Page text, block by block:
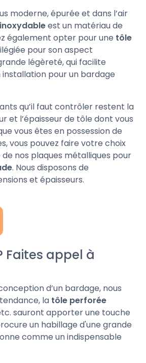
moderne, épurée et dans l’air
est un matériau de
également opter pour une tôle
pour son aspect
légèreté, qui facilite
pour un bardage
qu’il faut contrôler restent la
et l’épaisseur de tôle dont vous
vous êtes en possession de
vous pouvez faire votre choix
nos plaques métalliques pour
. Nous disposons de
et épaisseurs.
Faites appel à
d’un bardage, nous
la tôle perforée
sauront apporter une touche
un habillage d'une grande
comme un indispensable